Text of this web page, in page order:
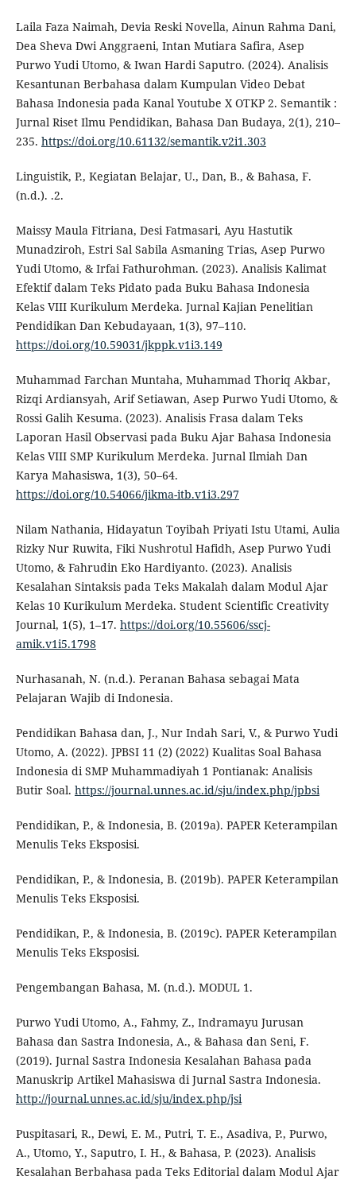
Laila Faza Naimah, Devia Reski Novella, Ainun Rahma Dani,
Dea Sheva Dwi Anggraeni, Intan Mutiara Safira, Asep
Purwo Yudi Utomo, & Iwan Hardi Saputro. (2024). Analisis
Kesantunan Berbahasa dalam Kumpulan Video Debat
Bahasa Indonesia pada Kanal Youtube X OTKP 2. Semantik :
Jurnal Riset Ilmu Pendidikan, Bahasa Dan Budaya, 2(1), 210–
235. https://doi.org/10.61132/semantik.v2i1.303
Linguistik, P., Kegiatan Belajar, U., Dan, B., & Bahasa, F.
(n.d.). .2.
Maissy Maula Fitriana, Desi Fatmasari, Ayu Hastutik
Munadziroh, Estri Sal Sabila Asmaning Trias, Asep Purwo
Yudi Utomo, & Irfai Fathurohman. (2023). Analisis Kalimat
Efektif dalam Teks Pidato pada Buku Bahasa Indonesia
Kelas VIII Kurikulum Merdeka. Jurnal Kajian Penelitian
Pendidikan Dan Kebudayaan, 1(3), 97–110.
https://doi.org/10.59031/jkppk.v1i3.149
Muhammad Farchan Muntaha, Muhammad Thoriq Akbar,
Rizqi Ardiansyah, Arif Setiawan, Asep Purwo Yudi Utomo, &
Rossi Galih Kesuma. (2023). Analisis Frasa dalam Teks
Laporan Hasil Observasi pada Buku Ajar Bahasa Indonesia
Kelas VIII SMP Kurikulum Merdeka. Jurnal Ilmiah Dan
Karya Mahasiswa, 1(3), 50–64.
https://doi.org/10.54066/jikma-itb.v1i3.297
Nilam Nathania, Hidayatun Toyibah Priyati Istu Utami, Aulia
Rizky Nur Ruwita, Fiki Nushrotul Hafidh, Asep Purwo Yudi
Utomo, & Fahrudin Eko Hardiyanto. (2023). Analisis
Kesalahan Sintaksis pada Teks Makalah dalam Modul Ajar
Kelas 10 Kurikulum Merdeka. Student Scientific Creativity
Journal, 1(5), 1–17. https://doi.org/10.55606/sscj-
amik.v1i5.1798
Nurhasanah, N. (n.d.). Peranan Bahasa sebagai Mata
Pelajaran Wajib di Indonesia.
Pendidikan Bahasa dan, J., Nur Indah Sari, V., & Purwo Yudi
Utomo, A. (2022). JPBSI 11 (2) (2022) Kualitas Soal Bahasa
Indonesia di SMP Muhammadiyah 1 Pontianak: Analisis
Butir Soal. https://journal.unnes.ac.id/sju/index.php/jpbsi
Pendidikan, P., & Indonesia, B. (2019a). PAPER Keterampilan
Menulis Teks Eksposisi.
Pendidikan, P., & Indonesia, B. (2019b). PAPER Keterampilan
Menulis Teks Eksposisi.
Pendidikan, P., & Indonesia, B. (2019c). PAPER Keterampilan
Menulis Teks Eksposisi.
Pengembangan Bahasa, M. (n.d.). MODUL 1.
Purwo Yudi Utomo, A., Fahmy, Z., Indramayu Jurusan
Bahasa dan Sastra Indonesia, A., & Bahasa dan Seni, F.
(2019). Jurnal Sastra Indonesia Kesalahan Bahasa pada
Manuskrip Artikel Mahasiswa di Jurnal Sastra Indonesia.
http://journal.unnes.ac.id/sju/index.php/jsi
Puspitasari, R., Dewi, E. M., Putri, T. E., Asadiva, P., Purwo,
A., Utomo, Y., Saputro, I. H., & Bahasa, P. (2023). Analisis
Kesalahan Berbahasa pada Teks Editorial dalam Modul Ajar